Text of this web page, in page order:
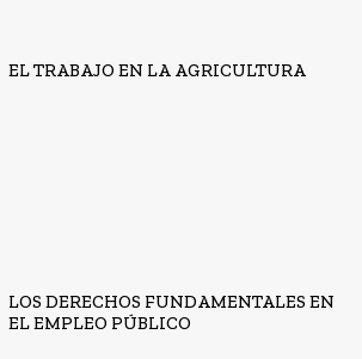
EL TRABAJO EN LA AGRICULTURA
LOS DERECHOS FUNDAMENTALES EN
EL EMPLEO PÚBLICO